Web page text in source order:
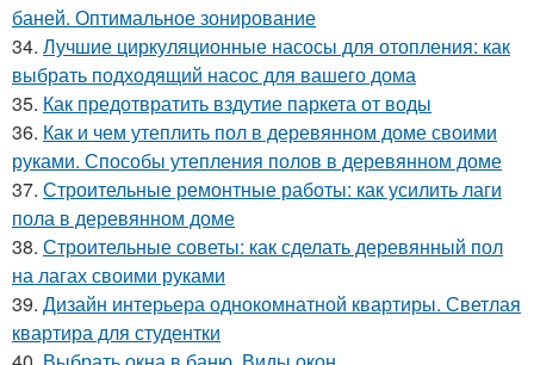
баней. Оптимальное зонирование
34. Лучшие циркуляционные насосы для отопления: как
выбрать подходящий насос для вашего дома
35. Как предотвратить вздутие паркета от воды
36. Как и чем утеплить пол в деревянном доме своими
руками. Способы утепления полов в деревянном доме
37. Строительные ремонтные работы: как усилить лаги
пола в деревянном доме
38. Строительные советы: как сделать деревянный пол
на лагах своими руками
39. Дизайн интерьера однокомнатной квартиры. Светлая
квартира для студентки